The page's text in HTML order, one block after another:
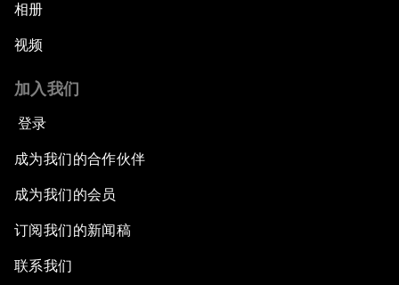
相册
视频
加入我们
登录
成为我们的合作伙伴
成为我们的会员
订阅我们的新闻稿
联系我们